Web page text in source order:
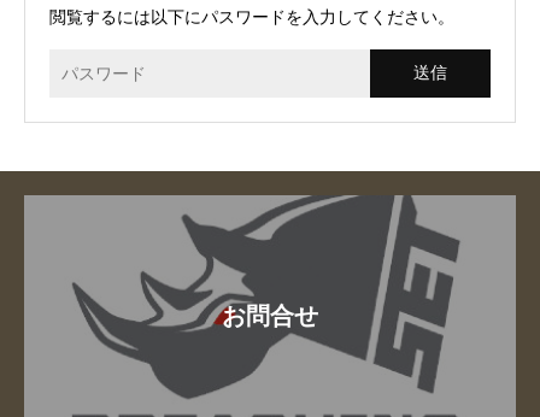
閲覧するには以下にパスワードを入力してください。
お問合せ